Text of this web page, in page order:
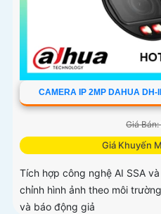
CAMERA IP 2MP DAHUA
Giá
Giá Khuyến
Tích hợp công nghệ AI SSA
chỉnh hình ảnh theo môi
và báo động giả